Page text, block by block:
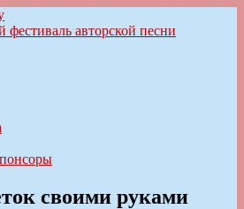
песни
своими руками